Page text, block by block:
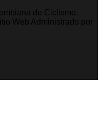
de Ciclismo.
Web Administrado por